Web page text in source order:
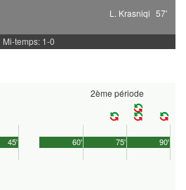
L. Krasniqi 57'
Mi-temps: 1-0
45'
2ème période
90'
60' 75'